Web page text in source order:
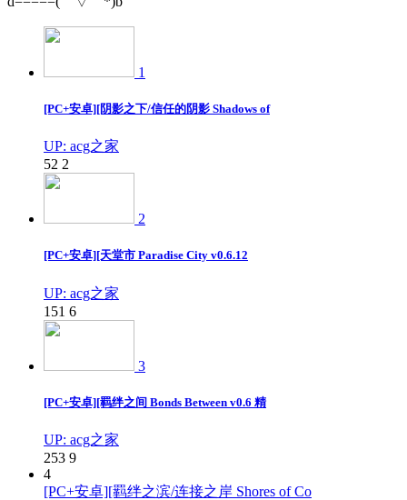
1
[PC+安卓][阴影之下/信任的阴影 Shadows of
UP: acg之家
52 2
2
[PC+安卓][天堂市 Paradise City v0.6.12
UP: acg之家
151 6
3
[PC+安卓][羁绊之间 Bonds Between v0.6 精
UP: acg之家
253 9
4
[PC+安卓][羁绊之滨/连接之岸 Shores of Co